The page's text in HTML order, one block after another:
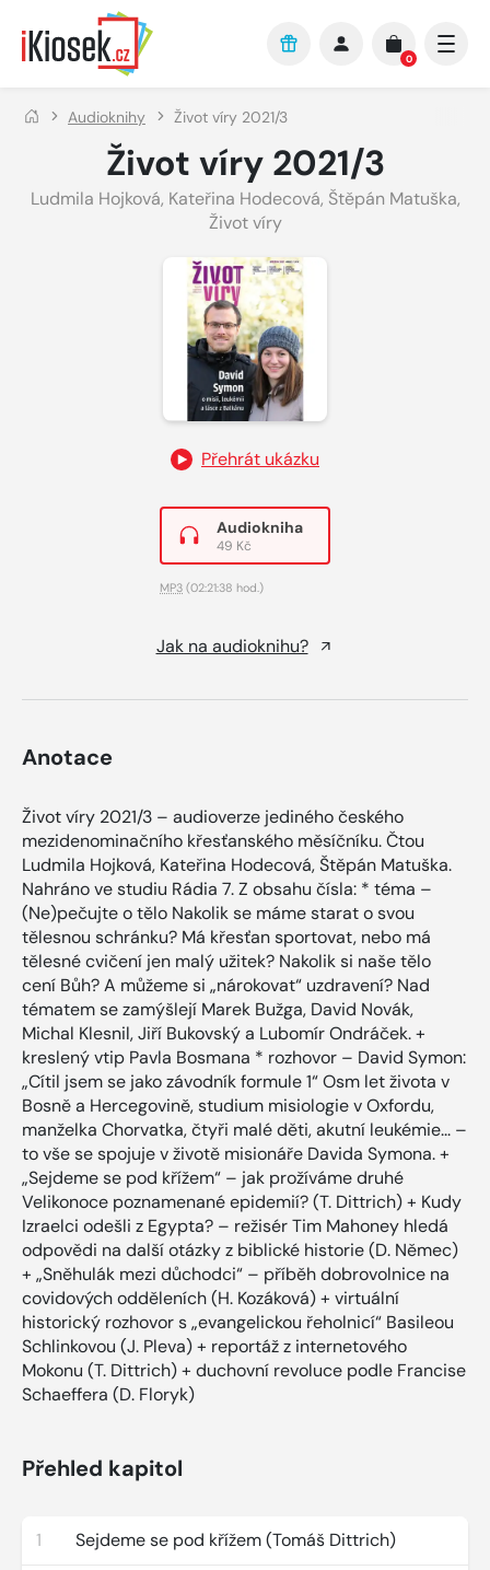
Přejít na hlavní obsah
0
Audioknihy Život víry 2021/3
Život víry 2021/3
Ludmila Hojková, Kateřina Hodecová, Štěpán Matuška,
Život víry
Přehrát ukázku
Audiokniha
49 Kč
MP3 (02:21:38 hod.)
Jak na audioknihu?
Anotace
Život víry 2021/3 – audioverze jediného českého
mezidenominačního křesťanského měsíčníku. Čtou
Ludmila Hojková, Kateřina Hodecová, Štěpán Matuška.
Nahráno ve studiu Rádia 7. Z obsahu čísla: * téma –
(Ne)pečujte o tělo Nakolik se máme starat o svou
tělesnou schránku? Má křesťan sportovat, nebo má
tělesné cvičení jen malý užitek? Nakolik si naše tělo
cení Bůh? A můžeme si „nárokovat“ uzdravení? Nad
tématem se zamýšlejí Marek Bužga, David Novák,
Michal Klesnil, Jiří Bukovský a Lubomír Ondráček. +
kreslený vtip Pavla Bosmana * rozhovor – David Symon:
„Cítil jsem se jako závodník formule 1“ Osm let života v
Bosně a Hercegovině, studium misiologie v Oxfordu,
manželka Chorvatka, čtyři malé děti, akutní leukémie... –
to vše se spojuje v životě misionáře Davida Symona. +
„Sejdeme se pod křížem“ – jak prožíváme druhé
Velikonoce poznamenané epidemií? (T. Dittrich) + Kudy
Izraelci odešli z Egypta? – režisér Tim Mahoney hledá
odpovědi na další otázky z biblické historie (D. Němec)
+ „Sněhulák mezi důchodci“ – příběh dobrovolnice na
covidových odděleních (H. Kozáková) + virtuální
historický rozhovor s „evangelickou řeholnicí“ Basileou
Schlinkovou (J. Pleva) + reportáž z internetového
Mokonu (T. Dittrich) + duchovní revoluce podle Francise
Schaeffera (D. Floryk)
Přehled kapitol
1 Sejdeme se pod křížem (Tomáš Dittrich)